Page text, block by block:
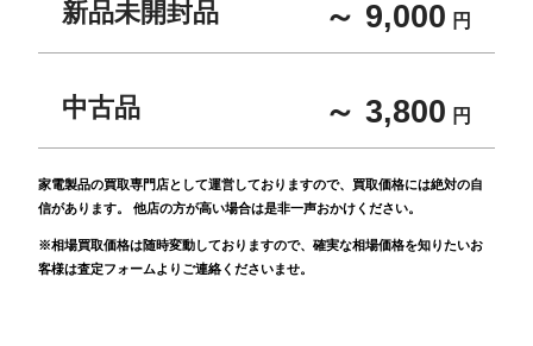
新品未開封品 ～ 9,000 円
中古品 ～ 3,800 円
家電製品の買取専門店として運営しておりますので、買取価格には絶対の自
信があります。 他店の方が高い場合は是非一声おかけください。
※相場買取価格は随時変動しておりますので、確実な相場価格を知りたいお
客様は査定フォームよりご連絡くださいませ。